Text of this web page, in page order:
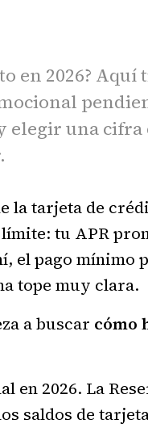
en 2026?
una cifra
la tarjeta de
tu APR
el pago mínimo
tope muy clara.
a buscar cómo
en 2026. La
saldos de